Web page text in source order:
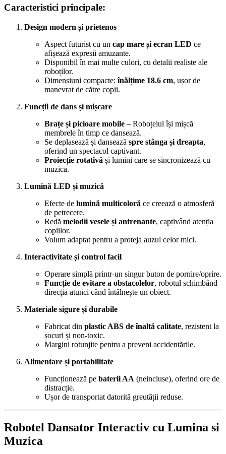
Caracteristici principale:
Design modern și prietenos
Aspect futurist cu un cap mare și ecran LED ce
afișează expresii amuzante.
Disponibil în mai multe culori, cu detalii realiste ale
roboților.
Dimensiuni compacte:înălțime 18.6 cm, ușor de
manevrat de către copii.
Funcții de dans și mișcare
Brațe și picioare mobile – Roboțelul își mișcă
membrele în timp ce dansează.
Se deplasează și dansează spre stânga și dreapta,
oferind un spectacol captivant.
Proiecție rotativă și lumini care se sincronizează cu
muzica.
Lumină LED și muzică
Efecte de lumină multicoloră ce creează o atmosferă
de petrecere.
Redă melodii vesele și antrenante, captivând atenția
copiilor.
Volum adaptat pentru a proteja auzul celor mici.
Interactivitate și control facil
Operare simplă printr-un singur buton de pornire/oprire.
Funcție de evitare a obstacolelor, robotul schimbând
direcția atunci când întâlnește un obiect.
Materiale sigure și durabile
Fabricat din plastic ABS de înaltă calitate, rezistent la
șocuri și non-toxic.
Margini rotunjite pentru a preveni accidentările.
Alimentare și portabilitate
Funcționează pe baterii AA (neincluse), oferind ore de
distracție.
Ușor de transportat datorită greutății reduse.
Robotel Dansator Interactiv cu Lumina si
Muzica